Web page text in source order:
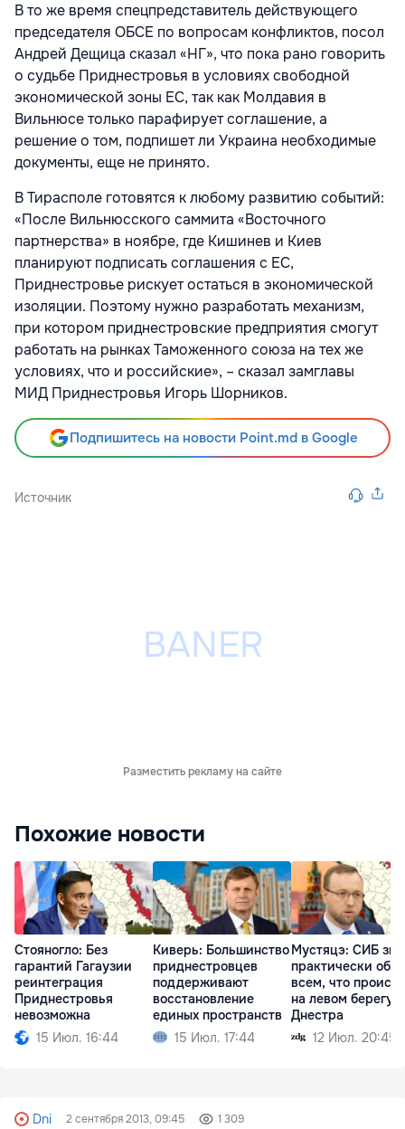
В то же время спецпредставитель действующего
председателя ОБСЕ по вопросам конфликтов, посол
Андрей Дещица сказал «НГ», что пока рано говорить
о судьбе Приднестровья в условиях свободной
экономической зоны ЕС, так как Молдавия в
Вильнюсе только парафирует соглашение, а
решение о том, подпишет ли Украина необходимые
документы, еще не принято.
В Тирасполе готовятся к любому развитию событий:
«После Вильнюсского саммита «Восточного
партнерства» в ноябре, где Кишинев и Киев
планируют подписать соглашения с ЕС,
Приднестровье рискует остаться в экономической
изоляции. Поэтому нужно разработать механизм,
при котором приднестровские предприятия смогут
работать на рынках Таможенного союза на тех же
условиях, что и российские», – сказал замглавы
МИД Приднестровья Игорь Шорников.
Подпишитесь на новости Point.md в Google
Источник
Разместить рекламу на сайте
Похожие новости
Стояногло: Без
гарантий Гагаузии
реинтеграция
Приднестровья
невозможна
15 Июл. 16:44
Киверь: Большинство
приднестровцев
поддерживают
восстановление
единых пространств
15 Июл. 17:44
Мустяцэ: СИБ
практически обо
всем, что
на левом берегу
Днестра
12 Июл. 20:45
Dni 2 сентября 2013, 09:45 1 309